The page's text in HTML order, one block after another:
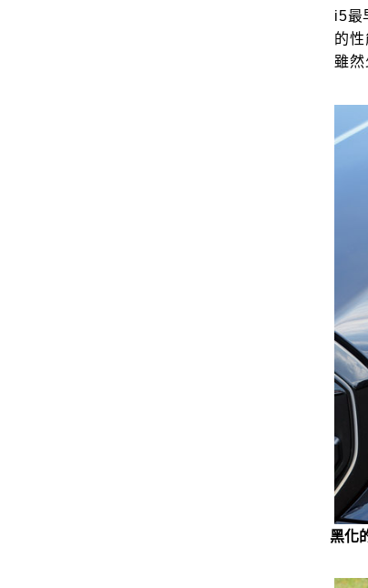
i5最
的
雖
黑化